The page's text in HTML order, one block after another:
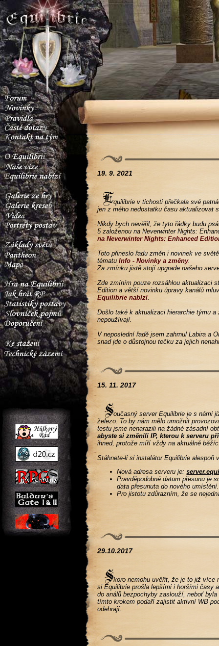
19. 9. 2021
quilibrie v tichosti přečkala své
jen z mého nedostatku času aktualizovat
Nikdy bych nevěřil, že tyto řádky budu
5 založenou na Neverwinter Nights:
na Neverwinter Nights: Enhanced
Toto přineslo řadu změn i novinek ve
tématuInfo - Novinky a změny.
Za zmínku jistě stojí upgrade našeho
Zde zmíním pouze rozsáhlou aktualizaci
Edition a větší novinku úpravy kanálů
Equilibrie nabízí.
Došlo také k aktualizaci hierarchie týmu
nepoužívají.
V neposlední řadě jsem zahrnul Labira a
snad jde o důstojnou tečku za jejich
15. 11. 2017
oučasný server Equilibrie je s námi
železo. To by nám mělo umožnit
testu jsme nenarazili na žádné zásadní
abyste si změnili IP, kterou k serveru
ihned, protože míří vždy na aktuálně
Stáhnete-li si instalátor Equilibrie
Nová adresa serveru je:
Pravděpodobné datum přesunu je
data přesunuta do nového umístění.
Pro jistotu zdůrazním, že se
29.10.2017
koro nemohu uvěřit, že je to již více
si Equilibrie prošla lepšími i horšími časy
do análů bezpochyby zaslouží, neboť
tímto krokem podaří zajistit aktivní WB
odehrají.